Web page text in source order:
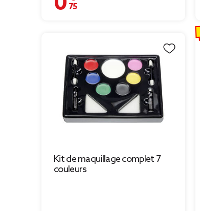
Kit de maquillage complet 7
couleurs